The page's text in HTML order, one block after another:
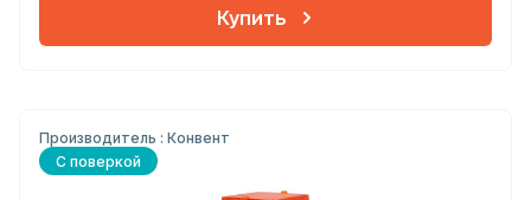
Купить
Производитель : Конвент
С поверкой